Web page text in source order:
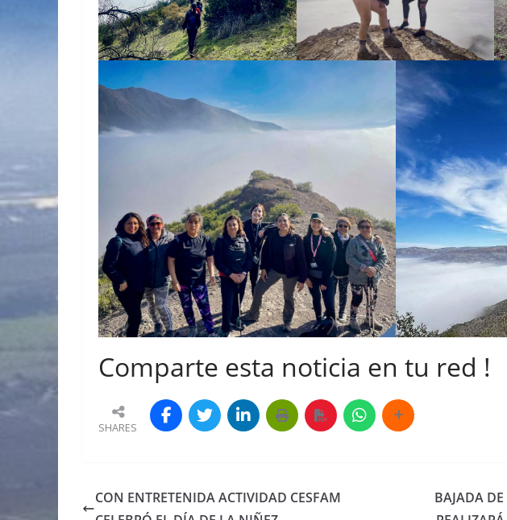
Comparte esta noticia en tu red !
SHARES
CON ENTRETENIDA ACTIVIDAD CESFAM
BAJADA